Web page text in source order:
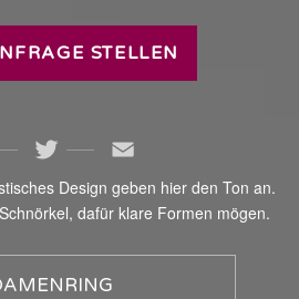
STELLEN
Twitter
Design geben hier den Ton an.
dafür klare Formen mögen.